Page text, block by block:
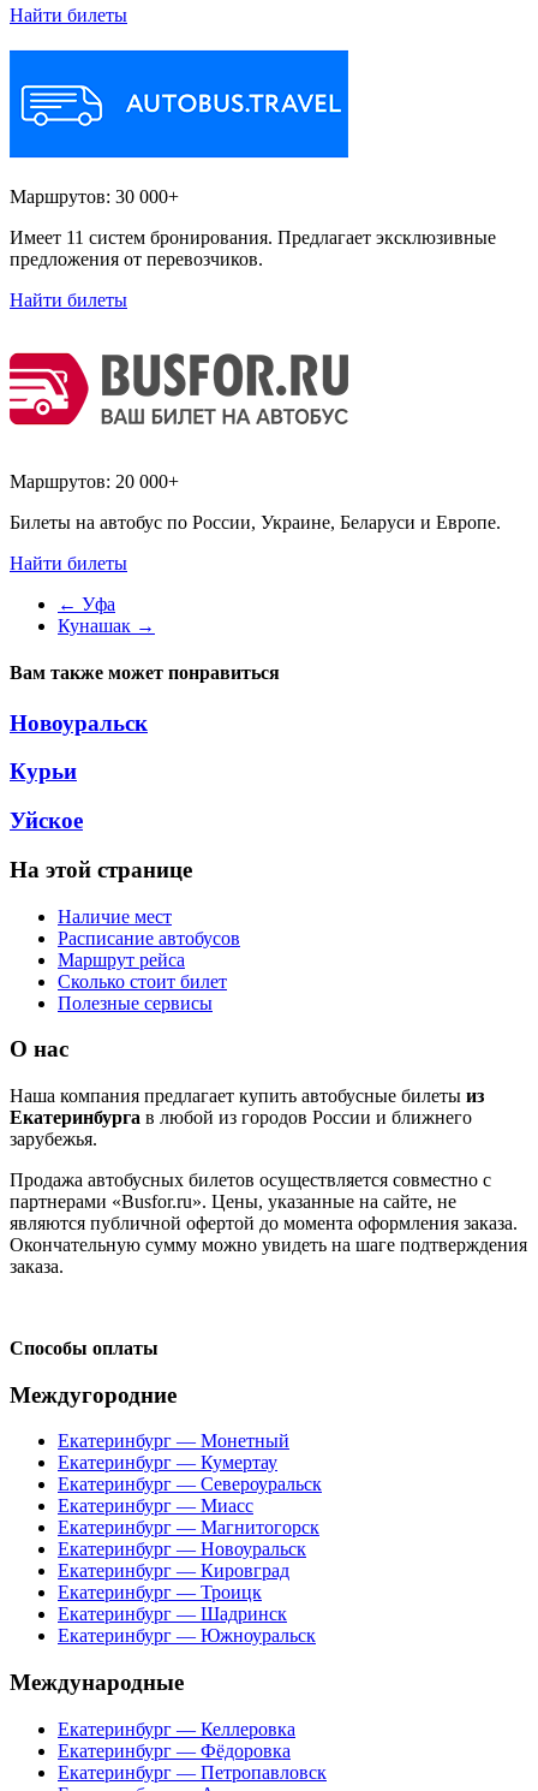
Найти билеты
Маршрутов: 30 000+
Имеет 11 систем бронирования. Предлагает эксклюзивные
предложения от перевозчиков.
Найти билеты
Маршрутов: 20 000+
Билеты на автобус по России, Украине, Беларуси и Европе.
Найти билеты
← Уфа
Кунашак →
Вам также может понравиться
Новоуральск
Курьи
Уйское
На этой странице
Наличие мест
Расписание автобусов
Маршрут рейса
Сколько стоит билет
Полезные сервисы
О нас
Наша компания предлагает купить автобусные билеты из
Екатеринбурга в любой из городов России и ближнего
зарубежья.
Продажа автобусных билетов осуществляется совместно с
партнерами «Busfor.ru». Цены, указанные на сайте, не
являются публичной офертой до момента оформления заказа.
Окончательную сумму можно увидеть на шаге подтверждения
заказа.
Способы оплаты
Междугородние
Екатеринбург — Монетный
Екатеринбург — Кумертау
Екатеринбург — Североуральск
Екатеринбург — Миасс
Екатеринбург — Магнитогорск
Екатеринбург — Новоуральск
Екатеринбург — Кировград
Екатеринбург — Троицк
Екатеринбург — Шадринск
Екатеринбург — Южноуральск
Международные
Екатеринбург — Келлеровка
Екатеринбург — Фёдоровка
Екатеринбург — Петропавловск